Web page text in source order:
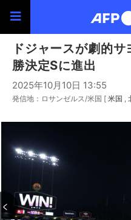
ドジャースが劇的
勝決定Sに進出
2025年10月10日 13:55
発信地：ロサンゼルス/米国 [ 米国